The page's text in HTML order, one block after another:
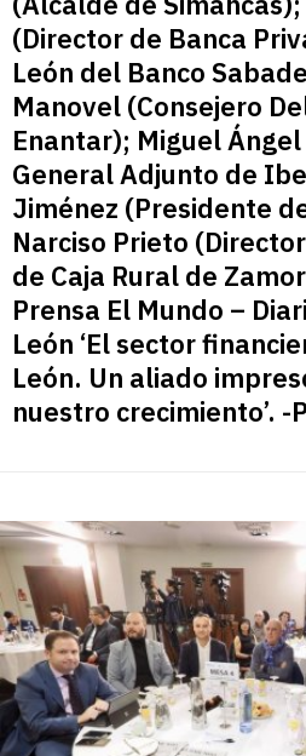
(Director de Banca
León del Banco
Manovel (Consejero
Enantar); Miguel
General Adjunto de
Jiménez (Presidente
Narciso Prieto
de Caja Rural de
Prensa El Mundo –
León ‘El sector
León. Un aliado
nuestro crecimiento’. -